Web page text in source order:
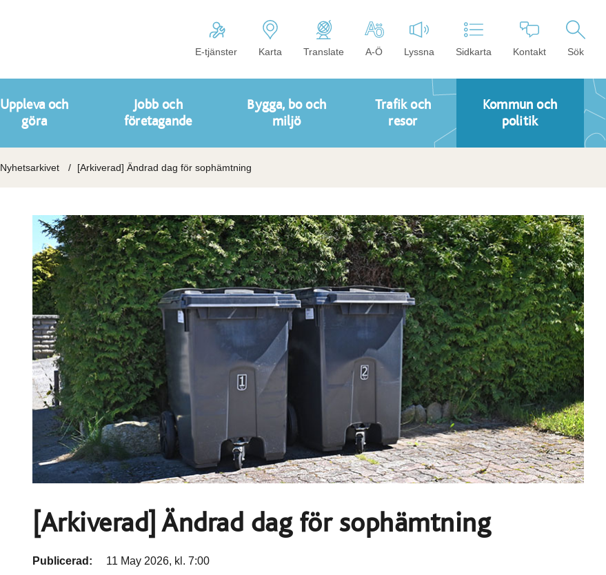
E-tjänster Karta Translate A-Ö Lyssna Sidkarta Kontakt Sök
Uppleva och
göra
Jobb och
företagande
Bygga, bo och
miljö
Trafik och
resor
Kommun och
politik
Nyhetsarkivet [Arkiverad] Ändrad dag för sophämtning
[Arkiverad] Ändrad dag för sophämtning
Publicerad: 11 May 2026, kl. 7:00